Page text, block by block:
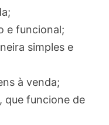
e funcional;
simples e
à venda;
que funcione de